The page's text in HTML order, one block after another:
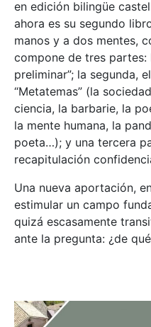
en edición bilingüe
ahora es su segundo
manos y a dos mentes,
compone de tres partes:
preliminar”; la segunda,
“Metatemas” (la
ciencia, la barbarie, la
la mente humana, la
poeta…); y una tercera
recapitulación
Una nueva aportación,
estimular un campo
quizá escasamente
ante la pregunta: ¿de